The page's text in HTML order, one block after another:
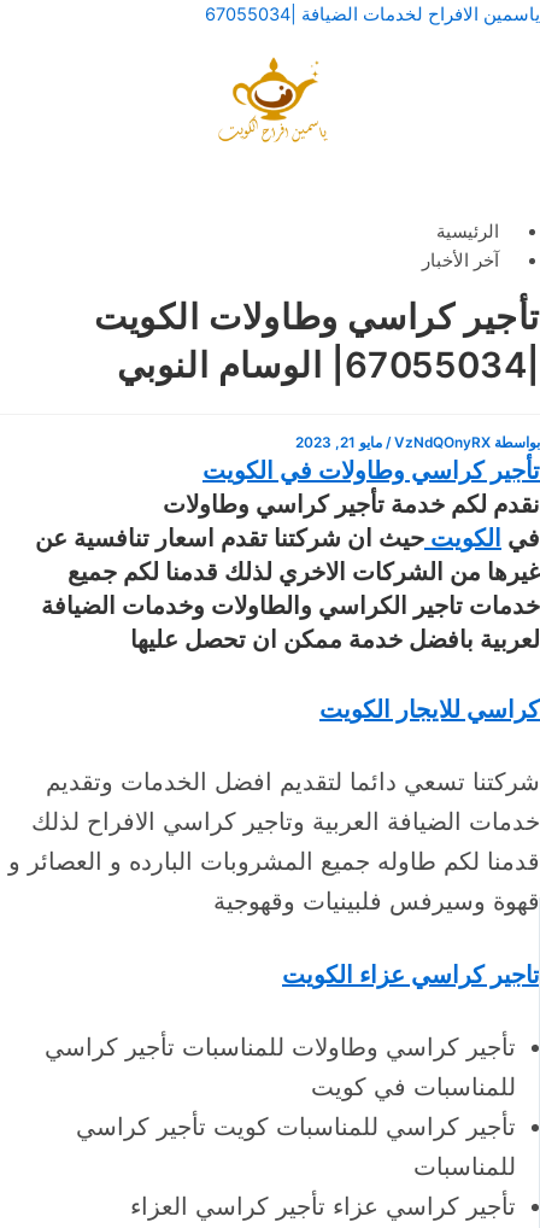
تخطي
ياسمين الافراح لخدمات الضيافة |67055034
القائمة
الرئيسية
آخر الأخبار
تأجير كراسي وطاولات الكويت
بواسطة VzNdQOnyRX
/ مايو 21, 2023
تأجير كراسي وطاولات في الكويت
نقدم لكم خدمة تأجير كراسي وطاولات
في الكويت حيث ان شركتنا تقدم اسعار تنافسية عن
غيرها من الشركات الاخري لذلك قدمنا لكم جميع
خدمات تاجير الكراسي والطاولات وخدمات الضيافة
لعربية بافضل خدمة ممكن ان تحصل عليها
كراسي للايجار الكويت
شركتنا تسعي دائما لتقديم افضل الخدمات وتقديم
خدمات الضيافة العربية وتاجير كراسي الافراح لذلك
قدمنا لكم طاوله جميع المشروبات البارده و العصائر و
قهوة وسيرفس فلبينيات وقهوجية
تاجير كراسي عزاء الكويت
تأجير كراسي وطاولات للمناسبات تأجير كراسي
للمناسبات في كويت
تأجير كراسي للمناسبات كويت تأجير كراسي
للمناسبات
تأجير كراسي عزاء تأجير كراسي العزاء
القائمة